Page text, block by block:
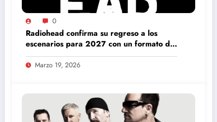
0
Radiohead confirma su regreso a los
escenarios para 2027 con un formato de
gira inédito
Marzo 19, 2026